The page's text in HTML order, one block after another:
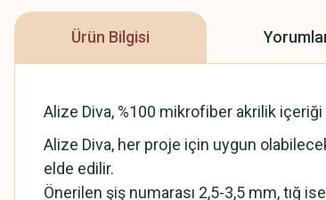
Ürün Bilgisi
Alize Diva, %100 mikrofiber akrilik
Alize Diva, her proje için uygun
elde edilir.
Önerilen şiş numarası 2,5-3,5 mm, tığ ise